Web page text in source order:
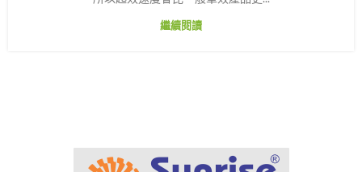
繼續閱讀